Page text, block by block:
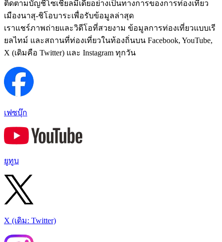
ติดตามบัญชีโซเชียลมีเดียอย่างเป็นทางการของการท่องเที่ยว
เมืองนาสุ-ชิโอบาระเพื่อรับข้อมูลล่าสุด
เราแชร์ภาพถ่ายและวิดีโอที่สวยงาม ข้อมูลการท่องเที่ยวแบบเรี
ยลไทม์ และสถานที่ท่องเที่ยวในท้องถิ่นบน Facebook, YouTube,
X (เดิมคือ Twitter) และ Instagram ทุกวัน
เฟซบุ๊ก
ยูทูบ
X (เดิม: Twitter)